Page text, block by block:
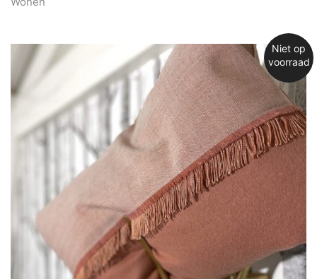
Niet op
voorraad